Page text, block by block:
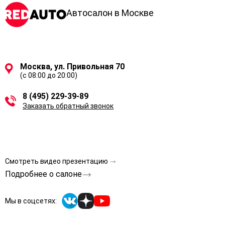
Автосалон в Москве
Москва, ул. Привольная 70
(с 08:00 до 20:00)
8 (495) 229-39-89
Заказать обратный звонок
Смотреть видео презентацию
Подробнее о салоне
Мы в соцсетях: